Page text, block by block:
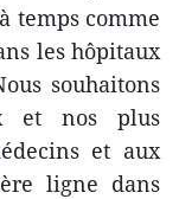
temps comme
les hôpitaux
souhaitons
et nos plus
et aux
ligne dans